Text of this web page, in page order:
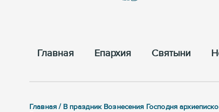
Главная Епархия Cвятыни
Главная / В праздник Вознесения Господня